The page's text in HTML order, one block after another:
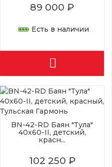
89 000 ₽
Есть в наличии
BN-42-RD Баян "Тула"
40х60-II, детский,
красн...
102 250 ₽